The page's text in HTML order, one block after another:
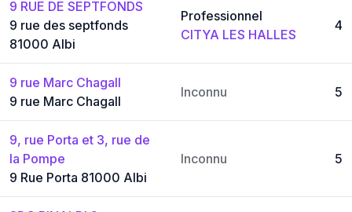
9 RUE DE SEPTFONDS
9 rue des septfonds
81000 Albi
Professionnel
CITYA LES HALLES
4
9 rue Marc Chagall
9 rue Marc Chagall
Inconnu 5
9, rue Porta et 3, rue de
la Pompe
9 Rue Porta 81000 Albi
Inconnu 5